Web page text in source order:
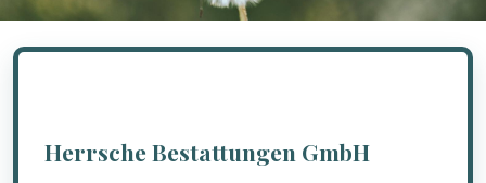
Herrsche Bestattungen GmbH